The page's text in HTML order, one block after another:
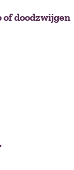
of doodzwijgen